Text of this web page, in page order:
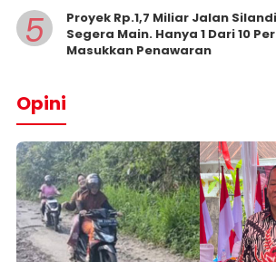
5
Proyek Rp.1,7 Miliar Jalan
Segera Main. Hanya 1 Dari 10
Masukkan Penawaran
Opini